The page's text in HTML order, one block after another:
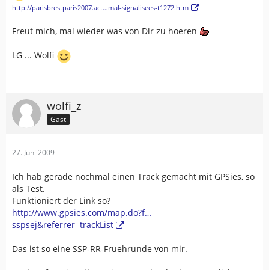
http://parisbrestparis2007.act…mal-signalisees-t1272.htm
Freut mich, mal wieder was von Dir zu hoeren
LG ... Wolfi
wolfi_z
Gast
27. Juni 2009
Ich hab gerade nochmal einen Track gemacht mit GPSies, so
als Test.
Funktioniert der Link so?
http://www.gpsies.com/map.do?f…
sspsej&referrer=trackList
Das ist so eine SSP-RR-Fruehrunde von mir.